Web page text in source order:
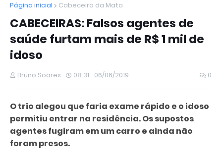
Página inicial Cabeceira da Mata
CABECEIRAS: Falsos agentes de
saúde furtam mais de R$ 1 mil de
idoso
Bruno Soares 08:31 06/06/2019 0
O trio alegou que faria exame rápido e o idoso
permitiu entrar na residência. Os supostos
agentes fugiram em um carro e ainda não
foram presos.